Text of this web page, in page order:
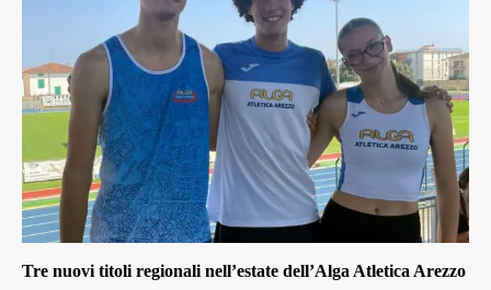
Tre nuovi titoli regionali nell’estate dell’Alga Atletica Arezzo